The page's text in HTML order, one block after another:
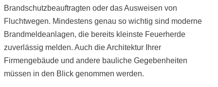
Brandschutzbeauftragten oder das Ausweisen von
Fluchtwegen. Mindestens genau so wichtig sind moderne
Brandmeldeanlagen, die bereits kleinste Feuerherde
zuverlässig melden. Auch die Architektur Ihrer
Firmengebäude und andere bauliche Gegebenheiten
müssen in den Blick genommen werden.